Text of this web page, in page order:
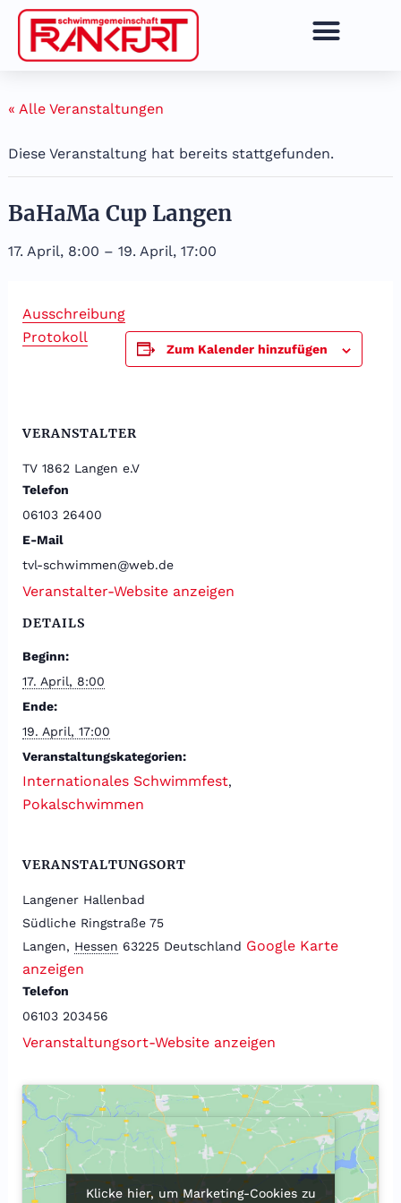
Zum
Inhalt
springen
« Alle Veranstaltungen
Diese Veranstaltung hat bereits stattgefunden.
BaHaMa Cup Langen
17. April, 8:00 – 19. April, 17:00
Ausschreibung
Protokoll
Zum Kalender hinzufügen
DETAILS
Beginn:
17. April, 8:00
Ende:
19. April, 17:00
Veranstaltungskategorien:
Internationales Schwimmfest,
Pokalschwimmen
VERANSTALTER
TV 1862 Langen e.V
Telefon
06103 26400
E-Mail
tvl-schwimmen@web.de
Veranstalter-Website anzeigen
VERANSTALTUNGSORT
Langener Hallenbad
Südliche Ringstraße 75
Langen, Hessen 63225 Deutschland Google Karte
anzeigen
Telefon
06103 203456
Veranstaltungsort-Website anzeigen
Klicke hier, um Marketing-Cookies zu
Klicke hier, um Marketing-Cookies zu